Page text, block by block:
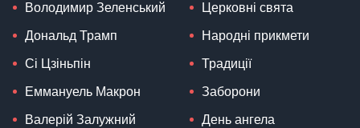
Володимир Зеленський
Дональд Трамп
Сі Цзіньпін
Еммануель Макрон
Валерій Залужний
Церковні свята
Народні прикмети
Традиції
Заборони
День ангела